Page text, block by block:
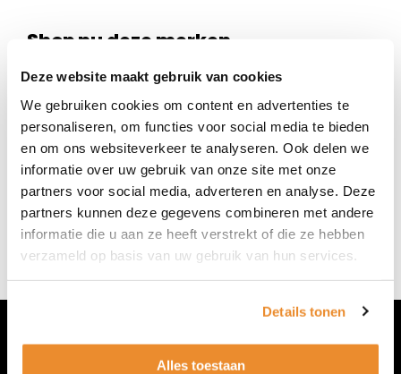
Deze website maakt gebruik van cookies
We gebruiken cookies om content en advertenties te
personaliseren, om functies voor social media te bieden
en om ons websiteverkeer te analyseren. Ook delen we
informatie over uw gebruik van onze site met onze
partners voor social media, adverteren en analyse. Deze
partners kunnen deze gegevens combineren met andere
informatie die u aan ze heeft verstrekt of die ze hebben
verzameld op basis van uw gebruik van hun services.
Details tonen
Alles toestaan
Shop nu deze merken
Als je graag monturen of zonnebrillen wilt passen
afspraak of loop eens binnen bij Van de Wetering
Optiek & Optometrie in Duiven.